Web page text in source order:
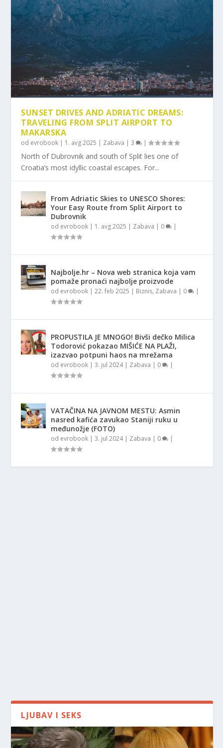
SUNSET DRIVES AND ADRIATIC DREAMS:
TRAVELING FROM SPLIT AIRPORT TO
MAKARSKA
od evrobook | 1. avg 2025 | Zabava |3 |
North of Dubrovnik and south of Split lies one of
Croatia’s most idyllic coastal escapes. For...
From Adriatic Skies to UNESCO Shores:
Your Easy Route from Split Airport to
Dubrovnik
od evrobook | 1. avg 2025 | Zabava | 0 |
Najbolje.hr – Nova web stranica koja vam
pomaže pronaći najbolje proizvode
od evrobook |22. feb 2025 | Biznis, Zabava | 0 |
PROPUSTILA JE MNOGO! Bivši dečko Milica
Todorović pokazao MIŠIĆE NA PLAŽI,
izazvao potpuni haos na mrežama
od evrobook |3. jul 2024| Zabava | 0 |
VATAČINA NA JAVNOM MESTU: Asmin
nasred kafića zavukao Staniji ruku u
međunožje (FOTO)
od evrobook |3. jul 2024| Zabava | 0 |
LJUBAV I SEKS